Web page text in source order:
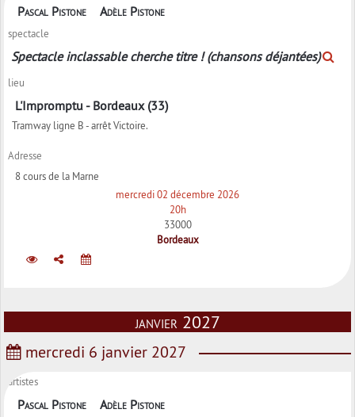
Pascal Pistone Adèle Pistone
spectacle
Spectacle inclassable cherche titre ! (chansons déjantées)
lieu
L'Impromptu - Bordeaux (33)
Tramway ligne B - arrêt Victoire.
Adresse
8 cours de la Marne
mercredi 02 décembre 2026
20h
33000
Bordeaux
janvier 2027
mercredi 6 janvier 2027
artistes
Pascal Pistone Adèle Pistone